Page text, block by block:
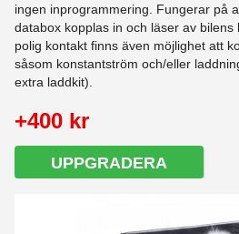
ingen inprogrammering. Fungerar på
databox kopplas in och läser av bilens
polig kontakt finns även möjlighet att
såsom konstantström och/eller
extra laddkit).
+400 kr
UPPGRADERA